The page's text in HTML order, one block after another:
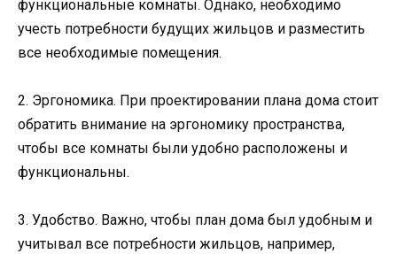
функциональные комнаты. Однако, необходимо
учесть потребности будущих жильцов и разместить
все необходимые помещения.
2. Эргономика. При проектировании плана дома стоит
обратить внимание на эргономику пространства,
чтобы все комнаты были удобно расположены и
функциональны.
3. Удобство. Важно, чтобы план дома был удобным и
учитывал все потребности жильцов, например,